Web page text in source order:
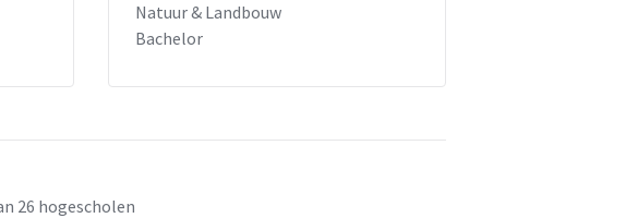
Natuur & Landbouw
Bachelor
26 hogescholen